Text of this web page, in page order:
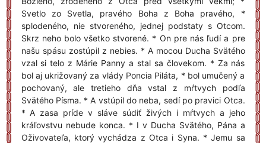
Svetlo zo Svetla, pravého Boha z Boha pravého, *
splodeného, nie stvoreného, jednej podstaty s Otcom.
Skrz neho bolo všetko stvorené. * On pre nás ľudí a pre
našu spásu zostúpil z nebies. * A mocou Ducha Svätého
vzal si telo z Márie Panny a stal sa človekom. * Za nás
bol aj ukrižovaný za vlády Poncia Piláta, * bol umučený a
pochovaný, ale tretieho dňa vstal z mŕtvych podľa
Svätého Písma. * A vstúpil do neba, sedí po pravici Otca.
* A zasa príde v sláve súdiť živých i mŕtvych a jeho
kráľovstvu nebude konca. * I v Ducha Svätého, Pána a
Oživovateľa, ktorý vychádza z Otca i Syna. * Jemu sa